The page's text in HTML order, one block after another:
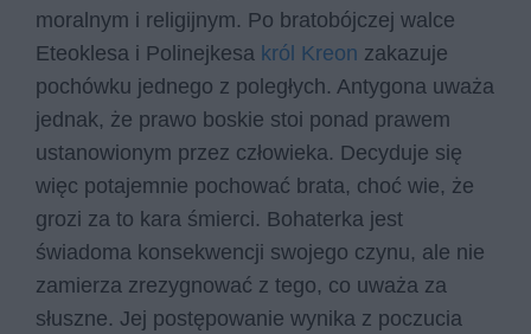
moralnym i religijnym. Po bratobójczej walce
Eteoklesa i Polinejkesa król Kreon zakazuje
pochówku jednego z poległych. Antygona uważa
jednak, że prawo boskie stoi ponad prawem
ustanowionym przez człowieka. Decyduje się
więc potajemnie pochować brata, choć wie, że
grozi za to kara śmierci. Bohaterka jest
świadoma konsekwencji swojego czynu, ale nie
zamierza zrezygnować z tego, co uważa za
słuszne. Jej postępowanie wynika z poczucia